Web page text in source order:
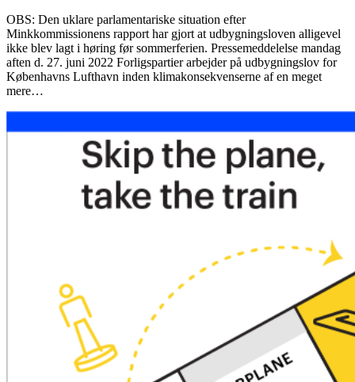
OBS: Den uklare parlamentariske situation efter
Minkkommissionens rapport har gjort at udbygningsloven alligevel
ikke blev lagt i høring før sommerferien. Pressemeddelelse mandag
aften d. 27. juni 2022 Forligspartier arbejder på udbygningslov for
Københavns Lufthavn inden klimakonsekvenserne af en meget
mere…